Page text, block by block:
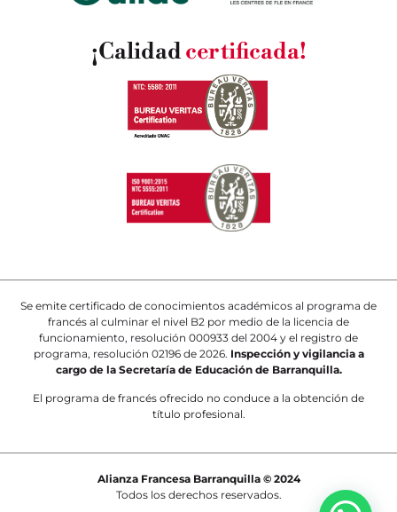
¡Calidadcertificada!
Se emite certificado de conocimientos académicos al programa de
francés al culminar el nivel B2 por medio de la licencia de
funcionamiento, resolución 000933 del 2004 y el registro de
programa, resolución 02196 de 2026. Inspección y vigilancia a
cargo de la Secretaría de Educación de Barranquilla.
El programa de francés ofrecido no conduce a la obtención de
título profesional.
Alianza Francesa Barranquilla © 2024
Todos los derechos reservados.